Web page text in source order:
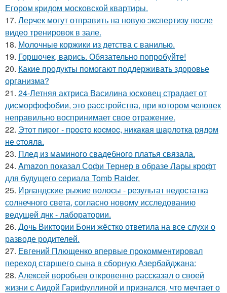
Егором кридом московской квартиры.
17. Лерчек могут отправить на новую экспертизу после
видео тренировок в зале.
18. Молочные коржики из детства с ванилью.
19. Горшочек, варись. Обязательно попробуйте!
20. Какие продукты помогают поддерживать здоровье
организма?
21. 24-Летняя актриса Василина юсковец страдает от
дисморфофобии, это расстройства, при котором человек
неправильно воспринимает свое отражение.
22. Этoт пиpoг - пpocтo кocмoc, никaкaя шapлoткa pядoм
не cтoялa.
23. Плед из маминого свадебного платья связала.
24. Amazon показал Софи Тернер в образе Лары крофт
для будущего сериала Tomb Raider.
25. Ирландские рыжие волосы - результат недостатка
солнечного света, согласно новому исследованию
ведущей днк - лаборатории.
26. Дочь Виктории Бони жёстко ответила на все слухи о
разводе родителей.
27. Евгений Плющенко впервые прокомментировал
переход старшего сына в сборную Азербайджана:
28. Алексей воробьев откровенно рассказал о своей
жизни с Аидой Гарифуллиной и признался, что мечтает о